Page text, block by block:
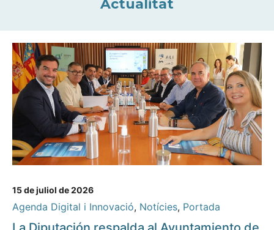
Actualitat
15 de juliol de 2026
Agenda Digital i Innovació, Notícies, Portada